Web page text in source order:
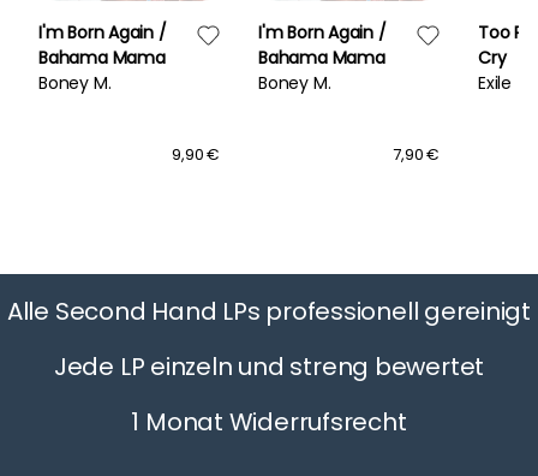
I'm Born Again /
Bahama Mama
Boney M.
9,90 €
I'm Born Again /
Bahama Mama
Boney M.
7,90 €
Too
Cry
Exile
Alle Second Hand LPs professionell gereinigt
Jede LP einzeln und streng bewertet
1 Monat Widerrufsrecht